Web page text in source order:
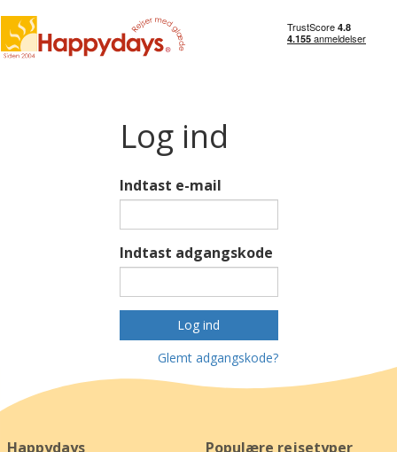
Log ind
Indtast e-mail
Indtast adgangskode
Log ind
Glemt adgangskode?
Happydays Populære rejsetyper